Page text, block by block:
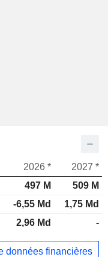
2026 *
2027 *
497 M
509 M
-6,55 Md
1,75 Md
2,96 Md -
données financières